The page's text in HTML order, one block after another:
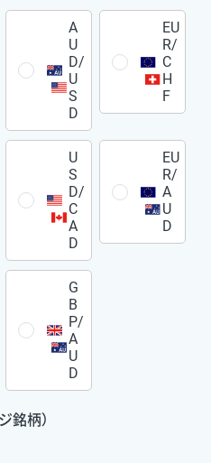
A
U
D/
U
S
D
EU
R/
C
H
F
U
S
D/
C
A
D
EU
R/
A
U
D
G
B
P/
A
U
D
銘柄）